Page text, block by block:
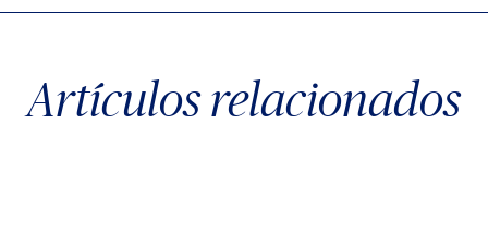
Artículos relacionados